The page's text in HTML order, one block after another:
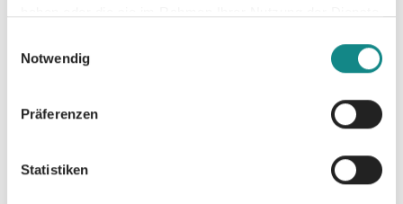
Notwendig
Präferenzen
Statistiken